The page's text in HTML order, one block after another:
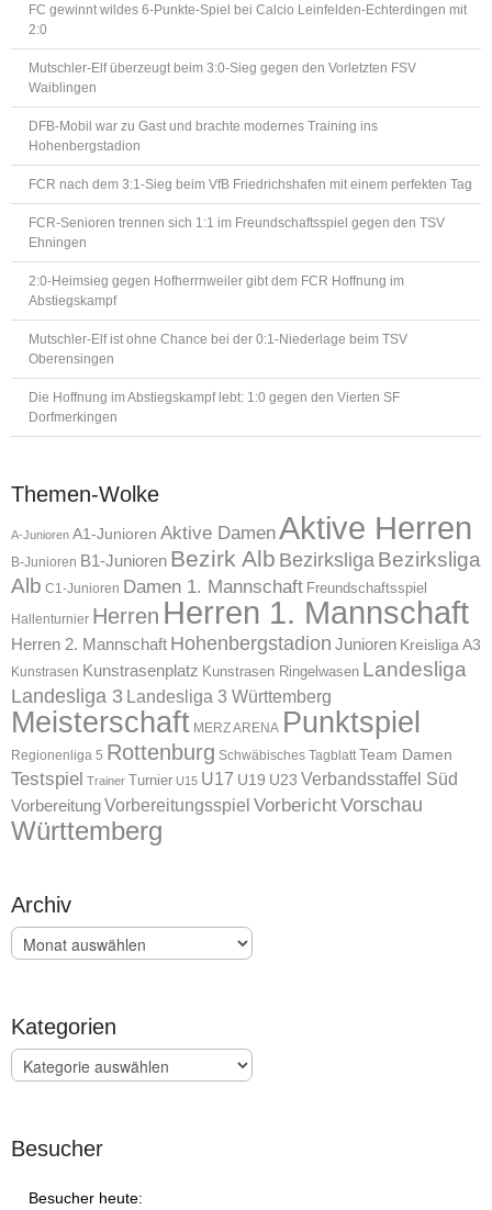
FC gewinnt wildes 6-Punkte-Spiel bei Calcio Leinfelden-Echterdingen mit
2:0
Mutschler-Elf überzeugt beim 3:0-Sieg gegen den Vorletzten FSV
Waiblingen
DFB-Mobil war zu Gast und brachte modernes Training ins
Hohenbergstadion
FCR nach dem 3:1-Sieg beim VfB Friedrichshafen mit einem perfekten Tag
FCR-Senioren trennen sich 1:1 im Freundschaftsspiel gegen den TSV
Ehningen
2:0-Heimsieg gegen Hofherrnweiler gibt dem FCR Hoffnung im
Abstiegskampf
Mutschler-Elf ist ohne Chance bei der 0:1-Niederlage beim TSV
Oberensingen
Die Hoffnung im Abstiegskampf lebt: 1:0 gegen den Vierten SF
Dorfmerkingen
Themen-Wolke
A-Junioren A1-Junioren Aktive DamenAktive Herren
B-Junioren B1-Junioren Bezirk Alb Bezirksliga Bezirksliga
Alb C1-Junioren Damen 1. Mannschaft Freundschaftsspiel
Hallenturnier Herren Herren 1. Mannschaft
Herren 2. Mannschaft Hohenbergstadion Junioren Kreisliga A3
Kunstrasen Kunstrasenplatz Kunstrasen Ringelwasen Landesliga
Landesliga 3 Landesliga 3 Württemberg
Meisterschaft MERZ ARENA Punktspiel
Regionenliga 5 Rottenburg Schwäbisches Tagblatt Team Damen
Testspiel Trainer Turnier U15 U17 U19 U23 Verbandsstaffel Süd
VorbereitungVorbereitungsspiel VorberichtVorschau
Württemberg
Archiv
Archiv
Kategorien
Kategorien
Besucher
Besucher heute: